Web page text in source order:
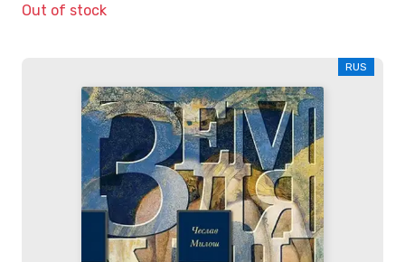
Out of stock
RUS